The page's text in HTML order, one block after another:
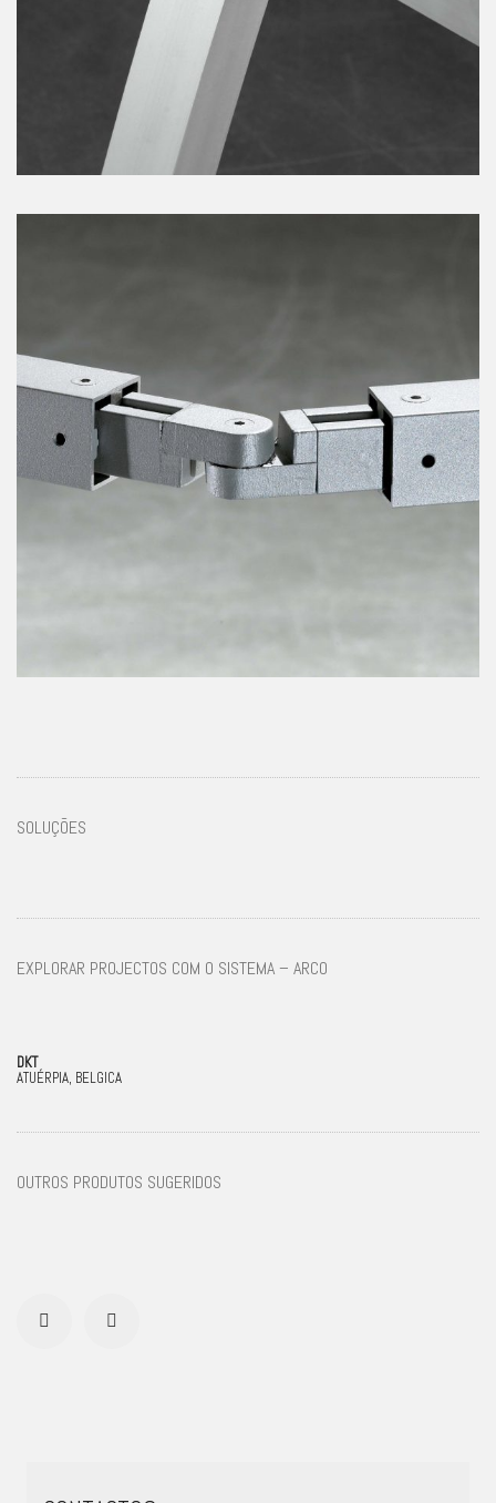
SOLUÇÕES
EXPLORAR PROJECTOS COM O SISTEMA – ARCO
DKT
ATUÉRPIA, BELGICA
OUTROS PRODUTOS SUGERIDOS